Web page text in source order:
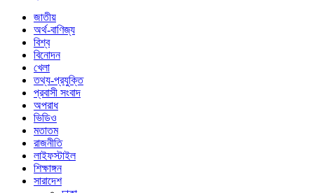
জাতীয়
অর্থ-বাণিজ্য
বিশ্ব
বিনোদন
খেলা
তথ্য-প্রযুক্তি
প্রবাসী সংবাদ
অপরাধ
ভিডিও
মতাতম
রাজনীতি
লাইফস্টাইল
শিক্ষাঙ্গন
সারাদেশ